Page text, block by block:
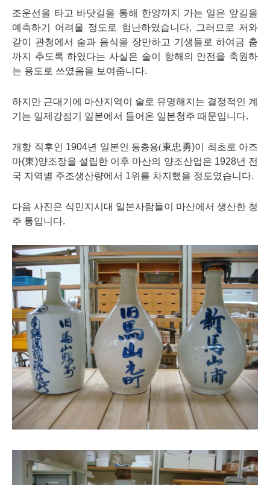
조운선을 타고 바닷길을 통해 한양까지 가는 일은 앞길을
예측하기 어려울 정도로 험난하였습니다. 그러므로 저와
같이 관청에서 술과 음식을 장만하고 기생들로 하여금 춤
까지 추도록 하였다는 사실은 술이 항해의 안전을 축원하
는 용도로 쓰였음을 보여줍니다.
하지만 근대기에 마산지역이 술로 유명해지는 결정적인 계
기는 일제강점기 일본에서 들어온 일본청주 때문입니다.
개항 직후인 1904년 일본인 동충용(東忠勇)이 최초로 아즈
마(東)양조장을 설립한 이후 마산의 양조산업은 1928년 전
국 지역별 주조생산량에서 1위를 차지했을 정도였습니다.
다음 사진은 식민지시대 일본사람들이 마산에서 생산한 청
주 통입니다.